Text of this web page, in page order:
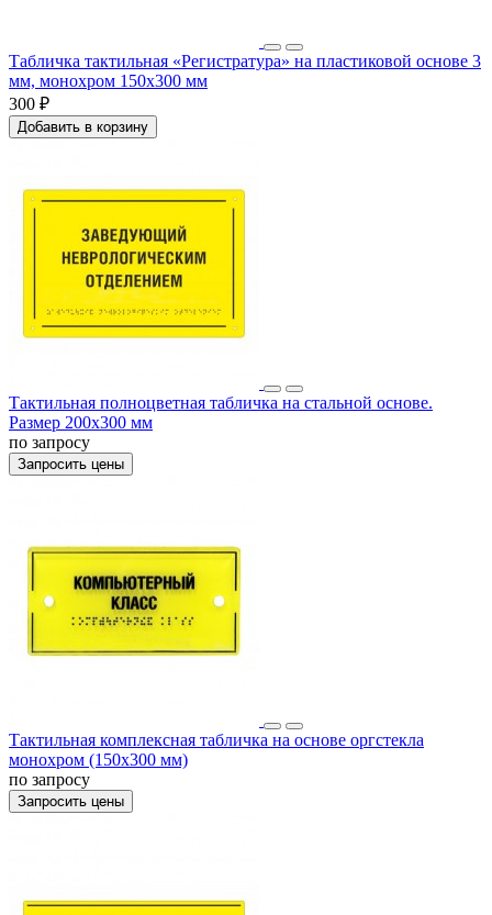
Табличка тактильная «Регистратура» на пластиковой основе 3
мм, монохром 150x300 мм
300 ₽
Добавить в корзину
Тактильная полноцветная табличка на стальной основе.
Размер 200x300 мм
по запросу
Запросить цены
Тактильная комплексная табличка на основе оргстекла
монохром (150x300 мм)
по запросу
Запросить цены